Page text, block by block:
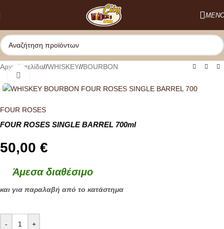
Αρχική σελίδα/ WHISKEY/ BΟURBON
FOUR ROSES
FOUR ROSES SINGLE BARREL 700ml
50,00 €
Άμεσα διαθέσιμο
και για παραλαβή από το κατάστημα
- +